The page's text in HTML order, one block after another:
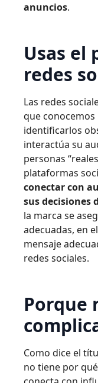
anuncios.
Usas el
redes
Las redes
que conocemos
identificarlos
interactúa su
personas
plataformas
conectar con
sus decisiones
la marca se
adecuadas, en
mensaje
redes sociales.
Porque
Como dice el
no tiene por